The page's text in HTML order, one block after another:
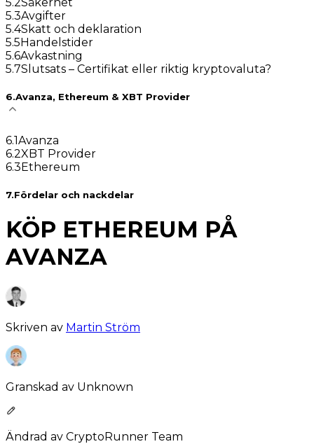
5.3Avgifter
5.4Skatt och deklaration
5.5Handelstider
5.6Avkastning
5.7Slutsats – Certifikat eller riktig kryptovaluta?
6.Avanza, Ethereum & XBT Provider
6.1Avanza
6.2XBT Provider
6.3Ethereum
7.Fördelar och nackdelar
KÖP ETHEREUM PÅ
AVANZA
Skriven av Martin Ström
Granskad av Unknown
Ändrad av CryptoRunner Team